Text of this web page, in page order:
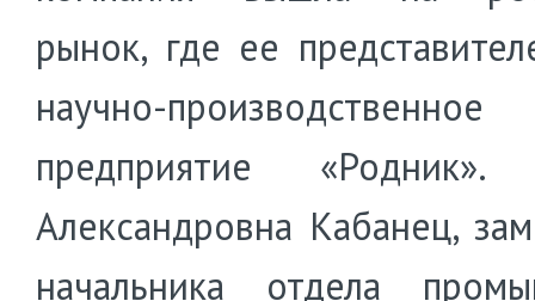
рынок, где ее
научно-производственное
предприятие «Родник».
Александровна Кабанец,
начальника отдела